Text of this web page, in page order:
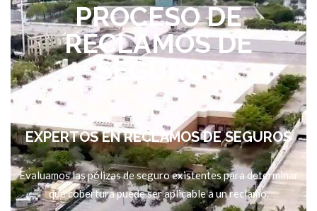
PROCESO DE
RECLAMOS DE
SEGUROS
EXPERTOS EN RECLAMOS DE SEGUROS
Evaluamos las pólizas de seguro existentes para determinar
qué cobertura puede ser aplicable a un reclamo.